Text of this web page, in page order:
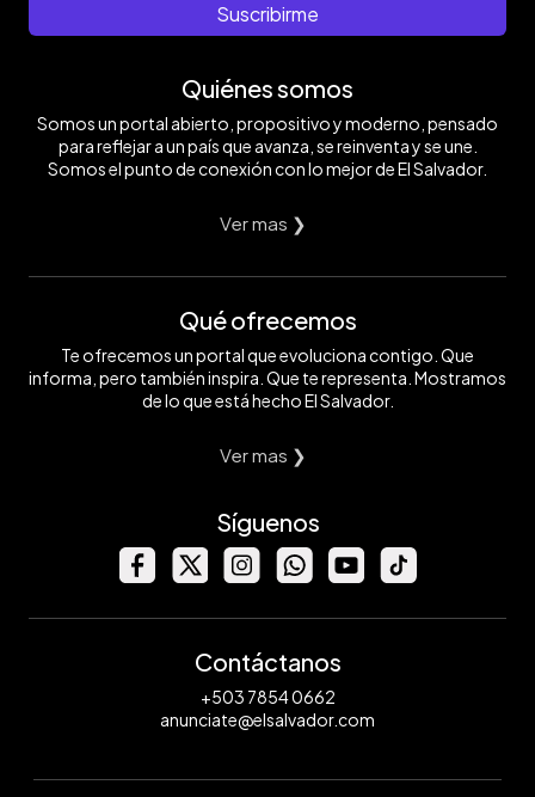
Suscribirme
Quiénes somos
Somos un portal abierto, propositivo y moderno, pensado
para reflejar a un país que avanza, se reinventa y se une.
Somos el punto de conexión con lo mejor de El Salvador.
Ver mas ❯
Qué ofrecemos
Te ofrecemos un portal que evoluciona contigo. Que
informa, pero también inspira. Que te representa. Mostramos
de lo que está hecho El Salvador.
Ver mas ❯
Síguenos
Contáctanos
+503 7854 0662
anunciate@elsalvador.com